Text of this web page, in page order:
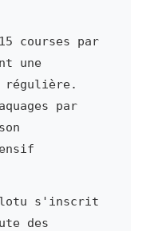
courses par
une
par
s'inscrit
des